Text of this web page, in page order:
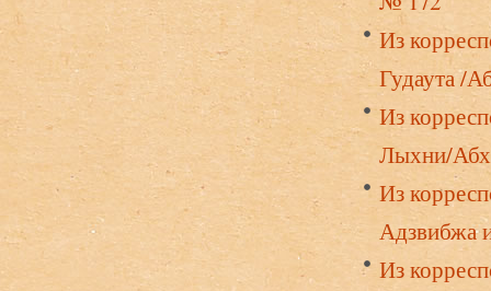
Из
Гудаута /
Из
Лыхни/
Из
Адзвибжа
Из